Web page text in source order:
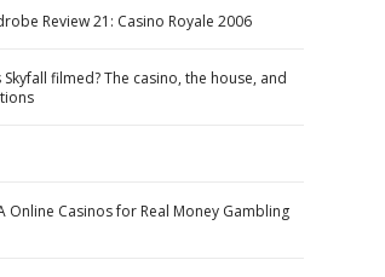
Review 21: Casino Royale 2006
Skyfall filmed? The casino, the house, and
Online Casinos for Real Money Gambling